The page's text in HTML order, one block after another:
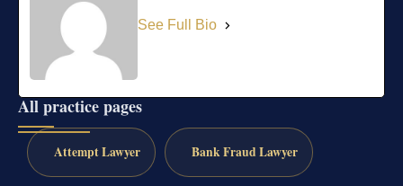
See Full Bio
All practice pages
Attempt Lawyer Bank Fraud Lawyer